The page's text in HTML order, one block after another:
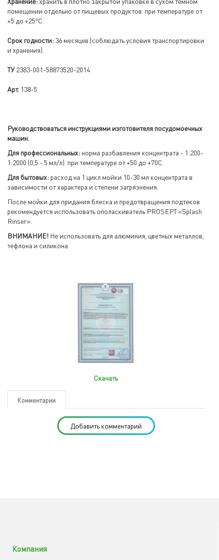
помещении отдельно от пищевых продуктов. при температуре от
+5 до +25оС.
Срок годности: 36 месяцев (соблюдать условия транспортировки
и хранения).
ТУ 2383-001-58873520-2014
Арт. 138-5
Руководствоваться инструкциями изготовителя посудомоечных
машин.
Для профессиональных: норма разбавления концентрата - 1:200-
1:2000 (0,5 - 5 мл/л) при температуре от +50 до +70С.
Для бытовых: расход на 1 цикл мойки 10-30 мл концентрата в
зависимости от характера и степени загрязнения.
После мойки для придания блеска и предотвращения подтеков
рекомендуется использовать ополаскиватель PROSEPT «Splash
Rinser».
ВНИМАНИЕ! Не использовать для алюминия, цветных металлов,
тефлона и силикона
Скачать
Комментарии
Добавить комментарий
Компания